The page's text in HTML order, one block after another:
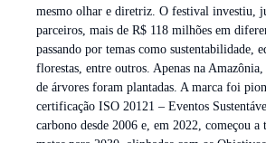
mesmo olhar e diretriz. O festival investiu,
parceiros, mais de R$ 118 milhões em
passando por temas como sustentabilidade,
florestas, entre outros. Apenas na
de árvores foram plantadas. A marca foi
certificação ISO 20121 – Eventos
carbono desde 2006 e, em 2022, começou a